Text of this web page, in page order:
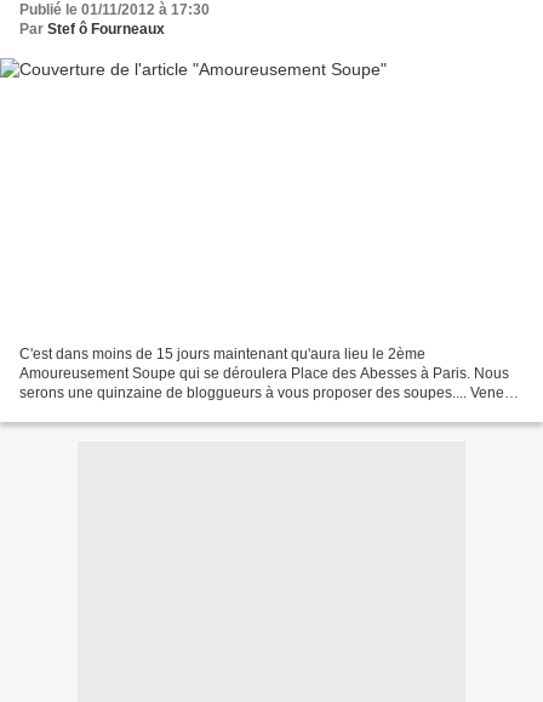
Publié le 01/11/2012 à 17:30
Par Stef ô Fourneaux
C'est dans moins de 15 jours maintenant qu'aura lieu le 2ème
Amoureusement Soupe qui se déroulera Place des Abesses à Paris. Nous
serons une quinzaine de bloggueurs à vous proposer des soupes.... Venez